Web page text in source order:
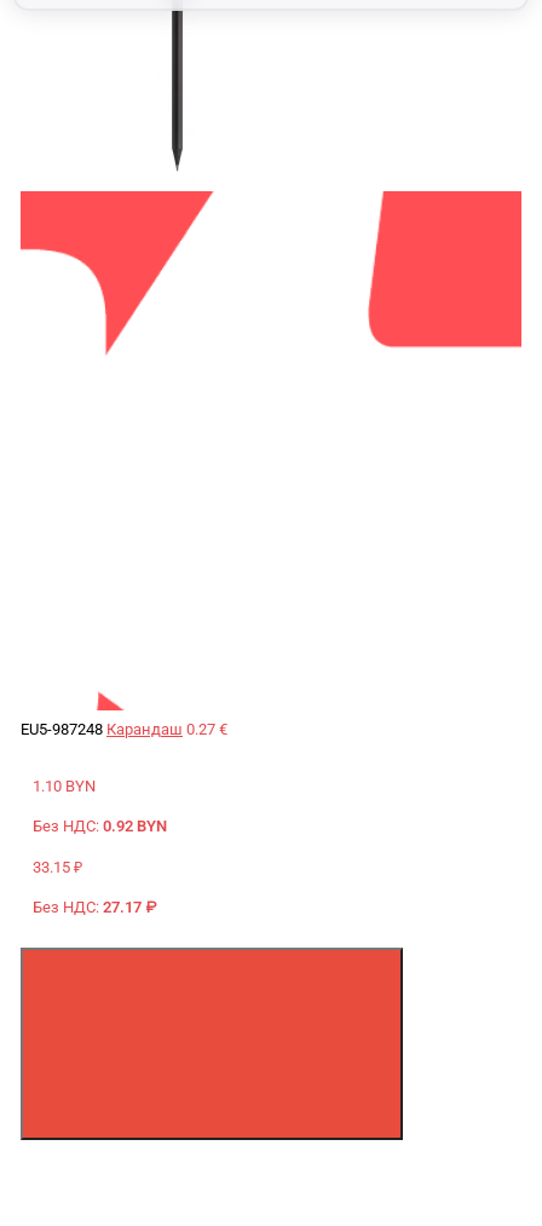
EU5-987248 Карандаш 0.27 €
1.10 BYN
Без НДС: 0.92 BYN
33.15 ₽
Без НДС: 27.17 ₽